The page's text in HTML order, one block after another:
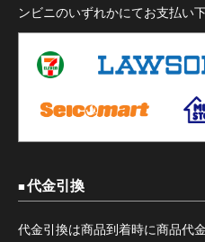
ンビニのいずれかにてお支払い下
代金引換
代金引換は商品到着時に商品代